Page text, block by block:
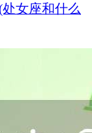
女座和什么